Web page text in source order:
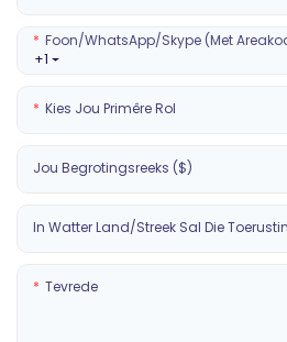
+1
Foon/WhatsApp/Skype (Met
Kies Jou Primêre Rol
Jou Begrotingsreeks ($)
In Watter Land/streek Sal Die
Tevrede